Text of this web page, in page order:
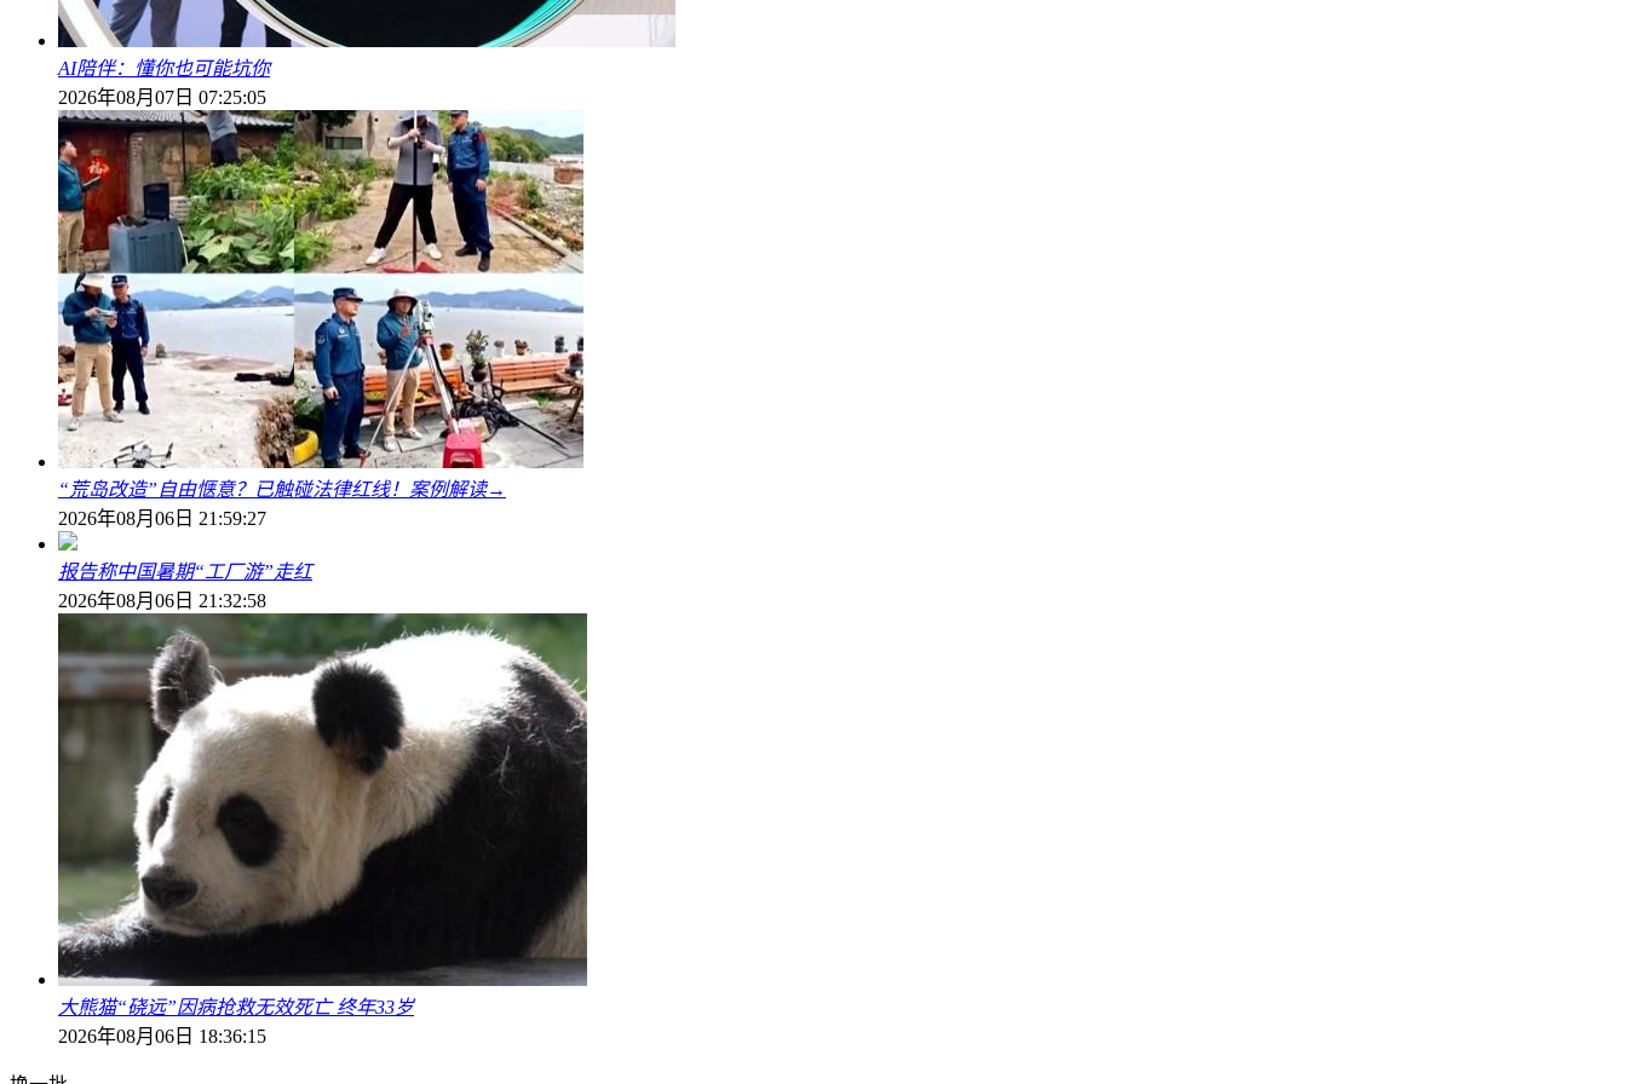
AI陪伴：懂你也可能坑你
2026年08月07日 07:25:05
“荒岛改造”自由惬意？已触碰法律红线！案例解读→
2026年08月06日 21:59:27
报告称中国暑期“工厂游”走红
2026年08月06日 21:32:58
大熊猫“硗远”因病抢救无效死亡 终年33岁
2026年08月06日 18:36:15